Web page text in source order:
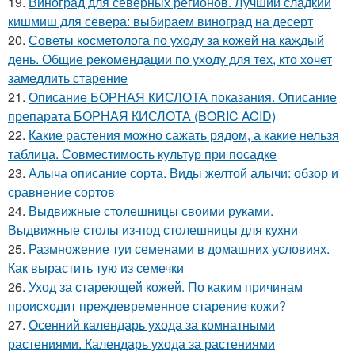
кишмиш для севера: выбираем виноград на десерт
20. Советы косметолога по уходу за кожей на каждый
день. Общие рекомендации по уходу для тех, кто хочет
замедлить старение
21. Описание БОРНАЯ КИСЛОТА показания. Описание
препарата БОРНАЯ КИСЛОТА (BORIC ACID)
22. Какие растения можно сажать рядом, а какие нельзя
таблица. Совместимость культур при посадке
23. Алыча описание сорта. Виды желтой алычи: обзор и
сравнение сортов
24. Выдвижные столешницы своими руками.
Выдвижные столы из-под столешницы для кухни
25. Размножение туи семенами в домашних условиях.
Как вырастить тую из семечки
26. Уход за стареющей кожей. По каким причинам
происходит преждевременное старение кожи?
27. Осенний календарь ухода за комнатными
растениями. Календарь ухода за растениями